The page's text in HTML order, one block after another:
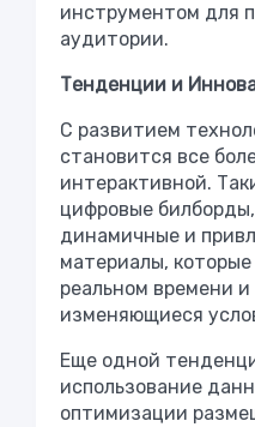
инструментом для
аудитории.
Тенденции и
С развитием
становится все
интерактивной.
цифровые
динамичные и
материалы,
реальном времени
изменяющиеся
Еще одной
использование
оптимизации